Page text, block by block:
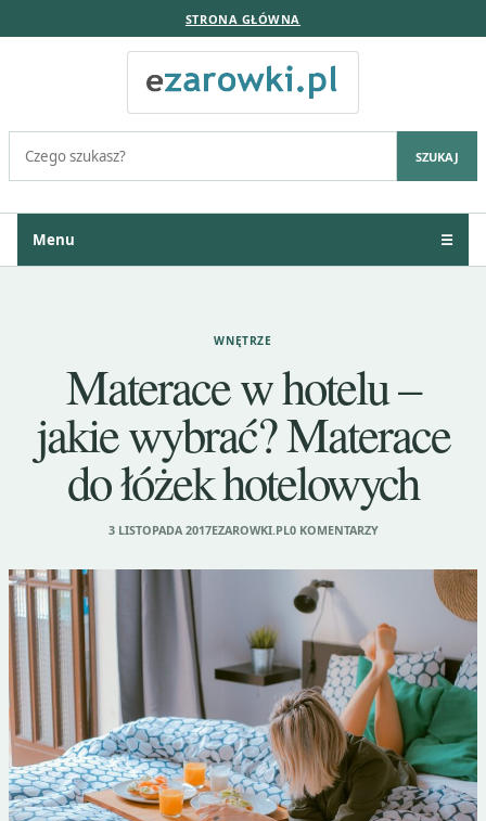
STRONA GŁÓWNA
SZUKAJ
Menu ☰
WNĘTRZE
Materace w hotelu –
jakie wybrać? Materace
do łóżek hotelowych
3 LISTOPADA 2017EZAROWKI.PL0 KOMENTARZY